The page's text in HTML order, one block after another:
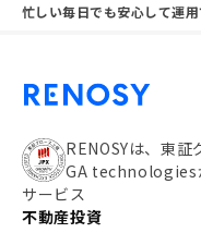
忙しい毎日でも安心して運用
RENOSYは、東証
GA technologies
サービス
不動産投資